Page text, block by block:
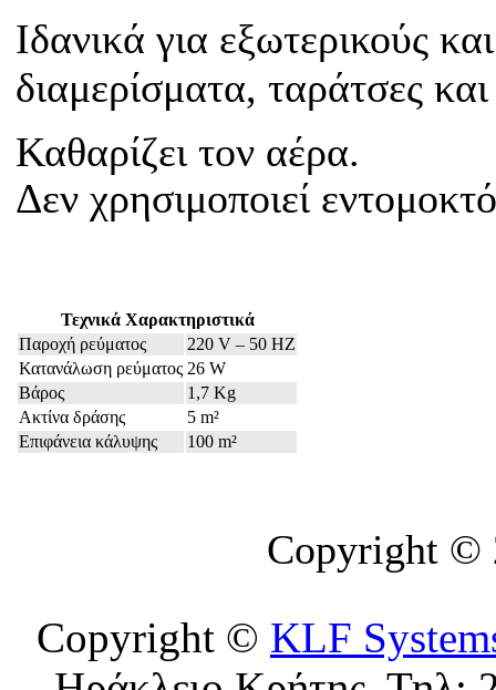
Ιδανικά για εξωτερικούς
διαμερίσματα, ταράτσες
Καθαρίζει τον αέρα.
Δεν χρησιμοποιεί
Τεχνικά Χαρακτηριστικά
Παροχή ρεύματος
220 V – 50 HZ
Κατανάλωση ρεύματος 26 W
Βάρος
1,7 Kg
Ακτίνα δράσης
5 m²
Επιφάνεια κάλυψης
100 m²
Copyright ©
Copyright © KLF